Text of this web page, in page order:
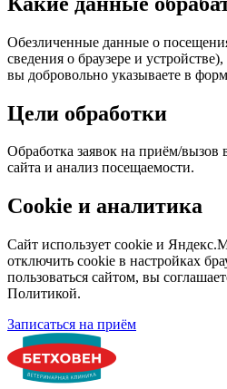
Обезличенные данные о
сведения о браузере и
вы добровольно указываете в
Цели обработки
Обработка заявок на приём/вызов
сайта и анализ посещаемости.
Cookie и аналитика
Сайт использует cookie и
отключить cookie в настройках
пользоваться сайтом, вы
Политикой.
Записаться на приём